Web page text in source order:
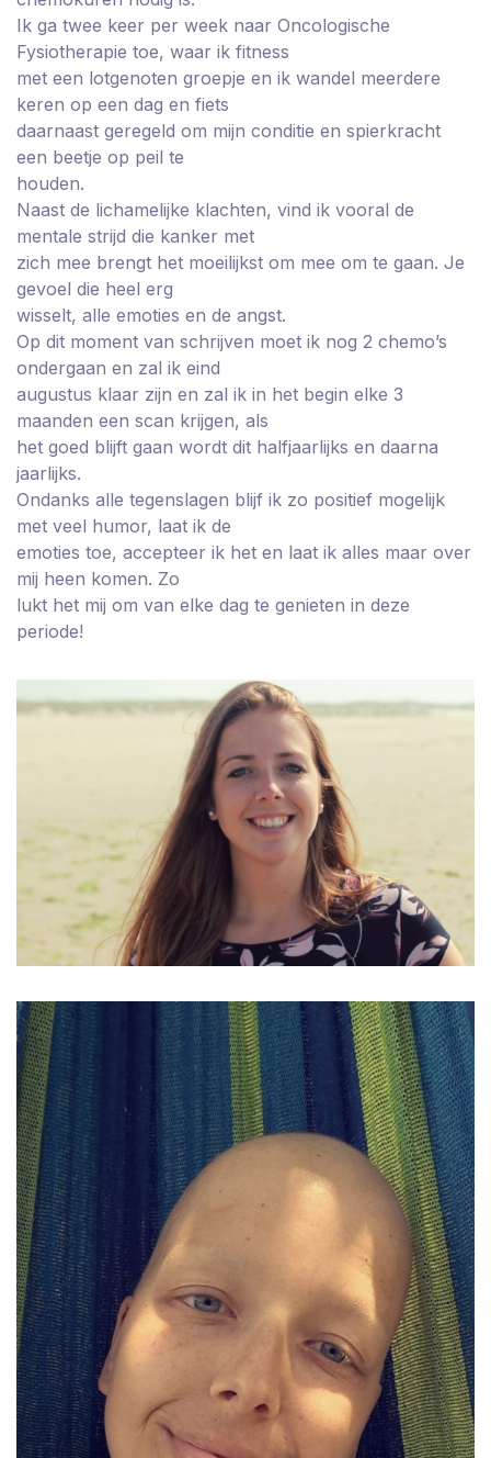
Ik ga twee keer per week naar Oncologische
Fysiotherapie toe, waar ik fitness
met een lotgenoten groepje en ik wandel meerdere
keren op een dag en fiets
daarnaast geregeld om mijn conditie en spierkracht
een beetje op peil te
houden.
Naast de lichamelijke klachten, vind ik vooral de
mentale strijd die kanker met
zich mee brengt het moeilijkst om mee om te gaan. Je
gevoel die heel erg
wisselt, alle emoties en de angst.
Op dit moment van schrijven moet ik nog 2 chemo’s
ondergaan en zal ik eind
augustus klaar zijn en zal ik in het begin elke 3
maanden een scan krijgen, als
het goed blijft gaan wordt dit halfjaarlijks en daarna
jaarlijks.
Ondanks alle tegenslagen blijf ik zo positief mogelijk
met veel humor, laat ik de
emoties toe, accepteer ik het en laat ik alles maar over
mij heen komen. Zo
lukt het mij om van elke dag te genieten in deze
periode!